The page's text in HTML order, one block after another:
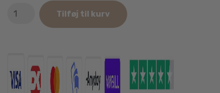
MeatCrisp
Tilføj til kurv